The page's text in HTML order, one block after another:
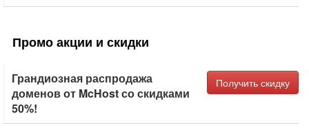
Промо акции и скидки
Грандиозная распродажа
доменов от McHost со скидками
50%!
Получить скидку